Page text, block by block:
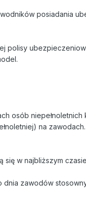
posiadania
polisy
osób
na zawodach.
w najbliższym
zawodów